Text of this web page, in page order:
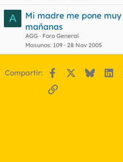
A
Mi madre me pone
mañanas
AGG
Foro General
Masunos 109 28 Nov 2005
Compartir: Facebook Bluesky
Enlace